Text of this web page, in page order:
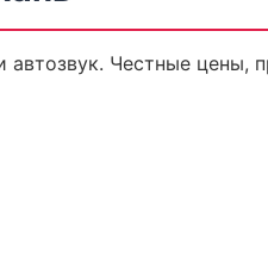
Честные цены,